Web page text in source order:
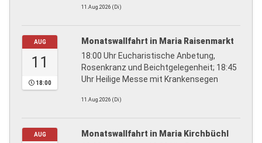
11.Aug.2026 (Di)
AUG
11
18:00
Monatswallfahrt in Maria Raisenmarkt
18:00 Uhr Eucharistische Anbetung,
Rosenkranz und Beichtgelegenheit; 18:45
Uhr Heilige Messe mit Krankensegen
11.Aug.2026 (Di)
AUG
Monatswallfahrt in Maria Kirchbüchl